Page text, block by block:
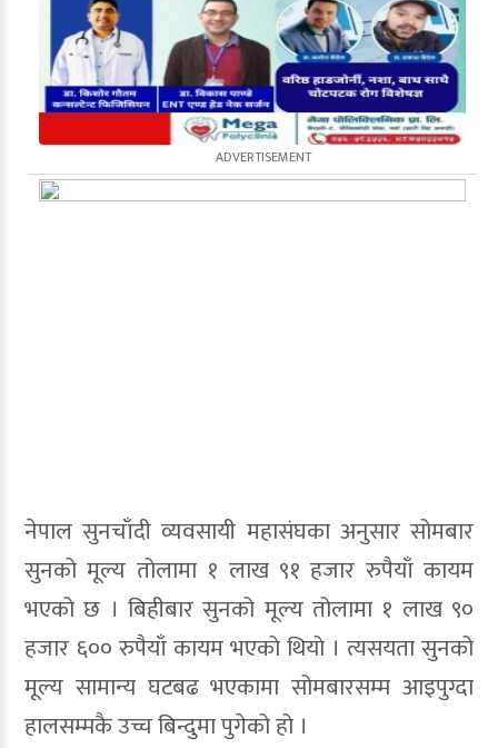
नेपाल सुनचाँदी व्यवसायी महासंघका अनुसार सोमबार
सुनको मूल्य तोलामा १ लाख ९१ हजार रुपैयाँ कायम
भएको छ । बिहीबार सुनको मूल्य तोलामा १ लाख ९०
हजार ६०० रुपैयाँ कायम भएको थियो । त्यसयता सुनको
मूल्य सामान्य घटबढ भएकामा सोमबारसम्म आइपुग्दा
हालसम्मकै उच्च बिन्दुमा पुगेको हो ।